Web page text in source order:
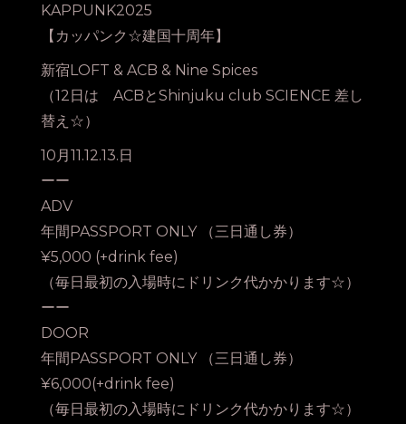
KAPPUNK2025
【カッパンク☆建国十周年】
新宿LOFT & ACB & Nine Spices
（12日は ACBとShinjuku club SCIENCE 差し
替え☆）
10月11.12.13.日
ーー
ADV
年間PASSPORT ONLY （三日通し券）
¥5,000 (+drink fee)
（毎日最初の入場時にドリンク代かかります☆）
ーー
DOOR
年間PASSPORT ONLY （三日通し券）
¥6,000(+drink fee)
（毎日最初の入場時にドリンク代かかります☆）